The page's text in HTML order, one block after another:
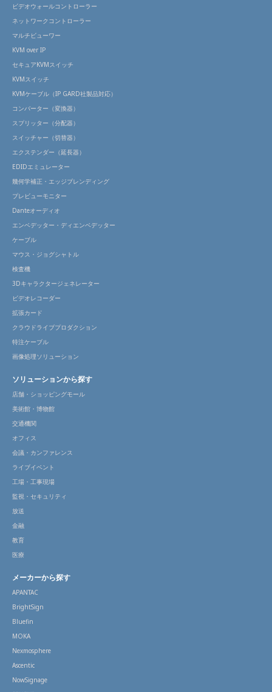
ビデオウォールコントローラー
ネットワークコントローラー
マルチビューワー
KVM over IP
セキュアKVMスイッチ
KVMスイッチ
KVMケーブル（IP GARD社製品対応）
コンバーター（変換器）
スプリッター（分配器）
スイッチャー（切替器）
エクステンダー（延長器）
EDIDエミュレーター
幾何学補正・エッジブレンディング
プレビューモニター
Danteオーディオ
エンベデッター・ディエンベデッター
ケーブル
マウス・ジョグシャトル
検査機
3Dキャラクタージェネレーター
ビデオレコーダー
拡張カード
クラウドライブプロダクション
特注ケーブル
画像処理ソリューション
ソリューションから探す
店舗・ショッピングモール
美術館・博物館
交通機関
オフィス
会議・カンファレンス
ライブイベント
工場・工事現場
監視・セキュリティ
放送
金融
教育
医療
メーカーから探す
APANTAC
BrightSign
Bluefin
MOKA
Nexmosphere
Ascentic
NowSignage